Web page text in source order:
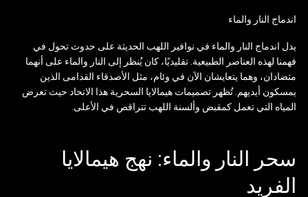
اندماج النار والماء
يدل اندماج النار والماء في نوافير اللهب الحديثة على حدوث تحول في
فهمنا لهذه العناصر الطبيعية. تقليديًا، كان يُنظر إلى النار والماء على أنهما
متضادان، وهما يتعايشان الآن في وئام، مثل الأصدقاء القدامى الذين
يمسكون أيديهم. تُظهر تصميمات هيمالايا السحرية هذا الاتحاد حيث تعرض
المياه التي تعمل كمقبض وألسنة اللهب تتراقص في الأعلى.
سحر النار والماء: نهج هيمالايا
الفريد